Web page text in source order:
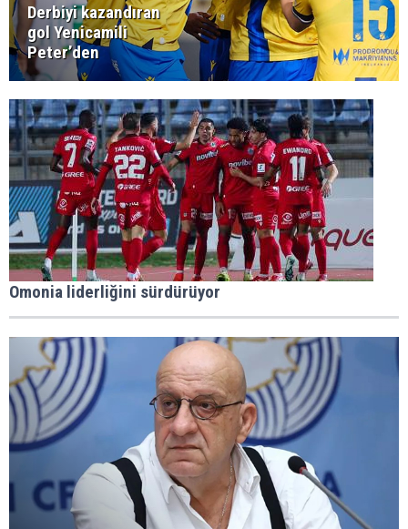
Derbiyi kazandıran
gol Yenicamili
Peter’den
Omonia liderliğini sürdürüyor